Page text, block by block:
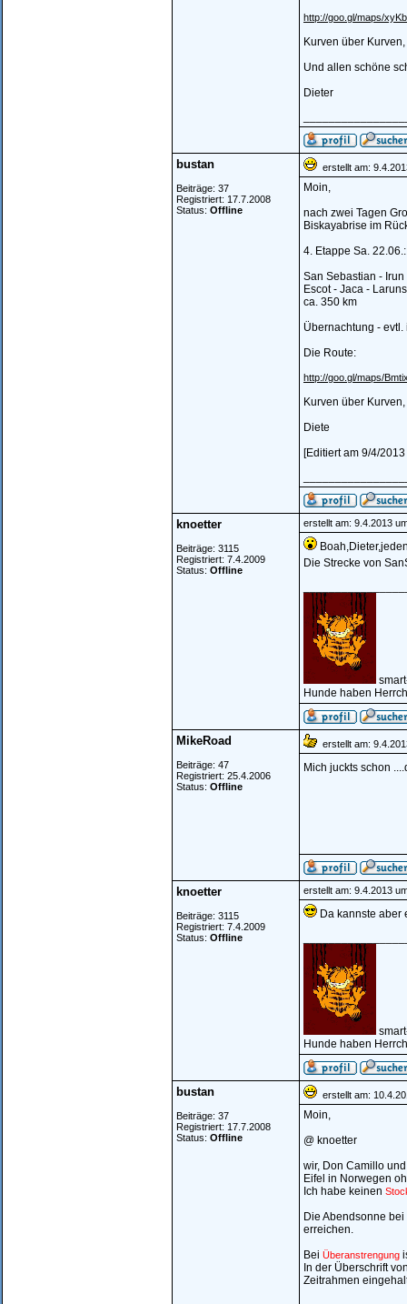
http://goo.gl/maps/
Kurven über
Und allen schöne
Dieter
bustan
Beiträge: 37
Registriert: 17.7.2008
Status: Offline
erstellt am:
Moin,
nach zwei Tagen
Biskayabrise im
4. Etappe Sa. 22.06.:
San Sebastian -
Escot - Jaca - Laruns
ca. 350 km
Übernachtung -
Die Route:
http://goo.gl/maps/
Kurven über
Diete
[Editiert am 9/4/
knoetter
Beiträge: 3115
Registriert: 7.4.2009
Status: Offline
erstellt am: 9.4.2013
Die Strecke von
Hunde haben
MikeRoad
Beiträge: 47
Registriert: 25.4.2006
Status: Offline
erstellt am:
Mich juckts schon
knoetter
Beiträge: 3115
Registriert: 7.4.2009
Status: Offline
erstellt am: 9.4.2013
Da kannste aber
Hunde haben
bustan
Beiträge: 37
Registriert: 17.7.2008
Status: Offline
erstellt am:
Moin,
@ knoetter
wir, Don Camillo
Eifel in Norwegen
Ich habe keinen
Die Abendsonne
erreichen.
Bei Überanstrengung
In der Überschrift
Zeitrahmen